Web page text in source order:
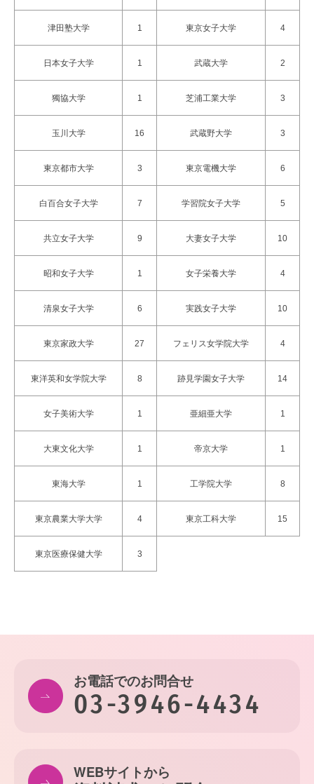
津田塾大学 1 東京女子大学 4
日本女子大学 1 武蔵大学 2
獨協大学 1 芝浦工業大学 3
玉川大学 16 武蔵野大学 3
東京都市大学 3 東京電機大学 6
白百合女子大学 7 学習院女子大学 5
共立女子大学 9 大妻女子大学 10
昭和女子大学 1 女子栄養大学 4
清泉女子大学 6 実践女子大学 10
東京家政大学 27 フェリス女学院大学 4
東洋英和女学院大学 8 跡見学園女子大学 14
女子美術大学 1 亜細亜大学 1
大東文化大学 1 帝京大学 1
東海大学 1 工学院大学 8
東京農業大学大学 4 東京工科大学 15
東京医療保健大学 3
お電話でのお問合せ
03-3946-4434
WEBサイトから